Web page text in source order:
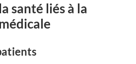
santé liés à la